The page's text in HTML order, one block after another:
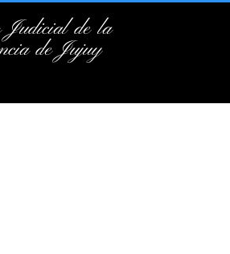
Judicial de la
de Jujuy